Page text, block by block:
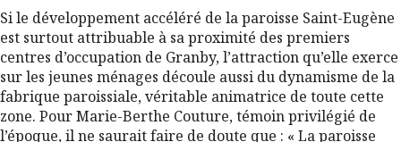
Si le développement accéléré de la paroisse Saint-Eugène
est surtout attribuable à sa proximité des premiers
centres d’occupation de Granby, l’attraction qu’elle exerce
sur les jeunes ménages découle aussi du dynamisme de la
fabrique paroissiale, véritable animatrice de toute cette
zone. Pour Marie-Berthe Couture, témoin privilégié de
l’époque, il ne saurait faire de doute que : « La paroisse